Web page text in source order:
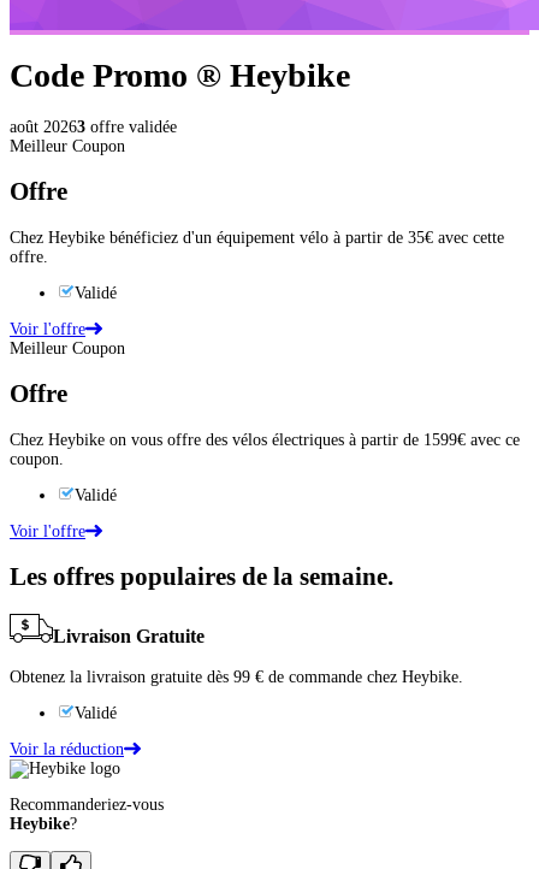
Code Promo ® Heybike
août 20263 offre validée
Meilleur Coupon
Offre
Chez Heybike bénéficiez d'un équipement vélo à partir de 35€ avec cette
offre.
Validé
Voir l'offre
Meilleur Coupon
Offre
Chez Heybike on vous offre des vélos électriques à partir de 1599€ avec ce
coupon.
Validé
Voir l'offre
Les offres populaires de la semaine.
Livraison Gratuite
Obtenez la livraison gratuite dès 99 € de commande chez Heybike.
Validé
Voir la réduction
Recommanderiez-vous
Heybike?